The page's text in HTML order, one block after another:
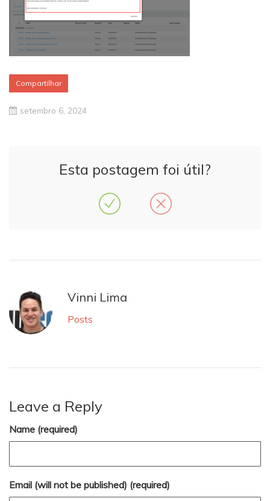
Compartilhar
setembro 6, 2024
Esta postagem foi útil?
Vinni Lima
Posts
Leave a Reply
Name (required)
Email (will not be published) (required)